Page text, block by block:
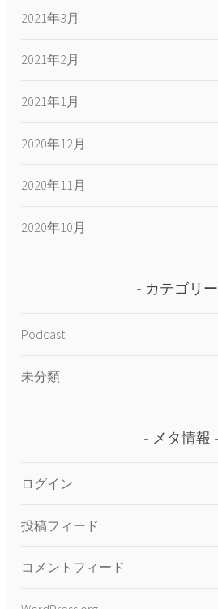
2021年3月
2021年2月
2021年1月
2020年12月
2020年11月
2020年10月
カテゴリー
Podcast
未分類
メタ情報
ログイン
投稿フィード
コメントフィード